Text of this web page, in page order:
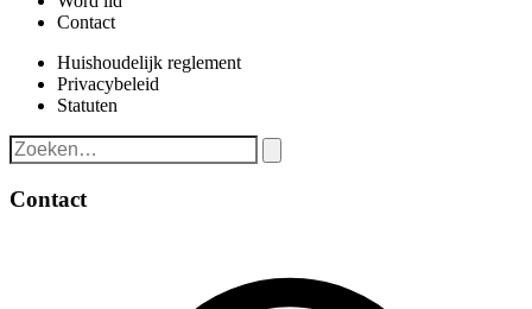
Contact
Huishoudelijk reglement
Privacybeleid
Statuten
Contact